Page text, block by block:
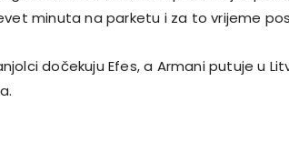
minuta na parketu i za to vrijeme
dočekuju Efes, a Armani putuje u